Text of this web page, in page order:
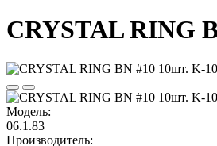
CRYSTAL RING
Модель:
06.1.83
Производитель: